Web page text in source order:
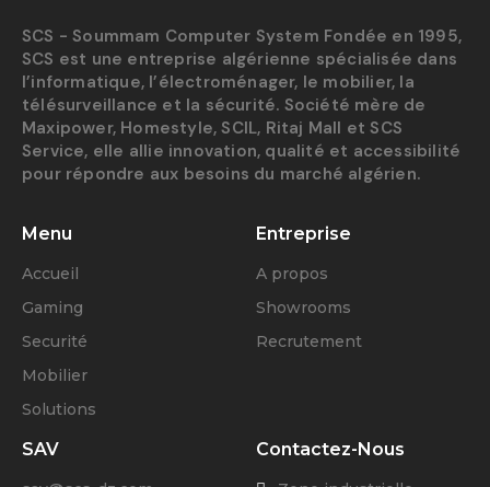
SCS - Soummam Computer System Fondée en 1995,
SCS est une entreprise algérienne spécialisée dans
l’informatique, l’électroménager, le mobilier, la
télésurveillance et la sécurité. Société mère de
Maxipower, Homestyle, SCIL, Ritaj Mall et SCS
Service, elle allie innovation, qualité et accessibilité
pour répondre aux besoins du marché algérien.
Menu
Accueil
Gaming
Securité
Mobilier
Solutions
Entreprise
A propos
Showrooms
Recrutement
SAV Contactez-Nous